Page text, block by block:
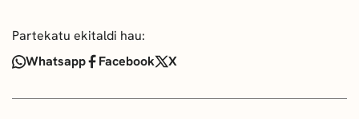
Partekatu ekitaldi hau:
Whatsapp
Facebook X